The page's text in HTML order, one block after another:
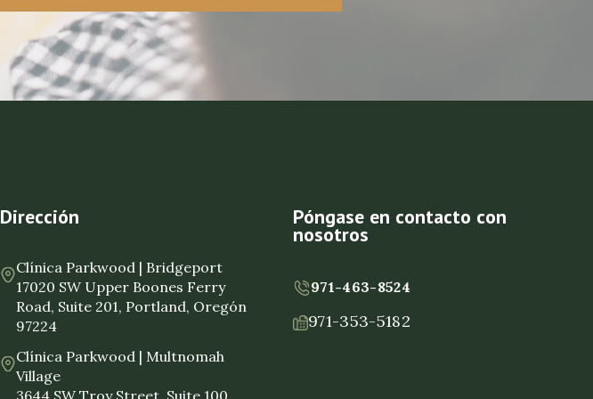
Dirección
Clínica Parkwood | Bridgeport
17020 SW Upper Boones Ferry
Road, Suite 201, Portland, Oregón
97224
Clínica Parkwood | Multnomah
Village
3644 SW Troy Street, Suite 100,
Póngase en contacto con
nosotros
971-463-8524
971-353-5182